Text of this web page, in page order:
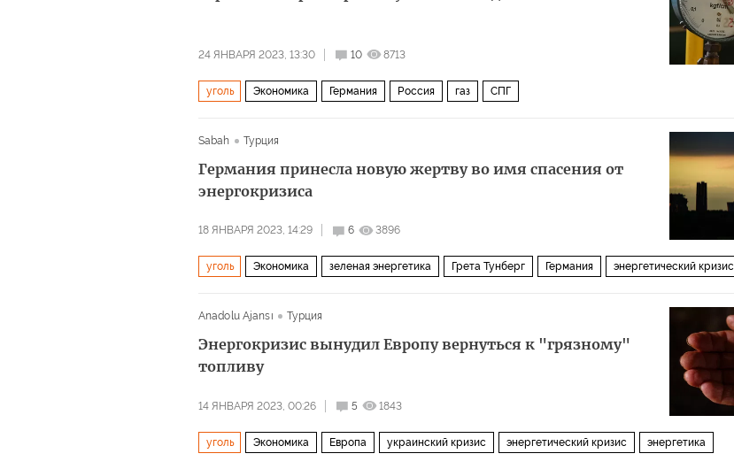
24 ЯНВАРЯ 2023, 13:30 10 8713
уголь Экономика Германия Россия газ СПГ
Sabah Турция
Германия принесла новую жертву во имя спасения от
энергокризиса
18 ЯНВАРЯ 2023, 14:29 6 3896
уголь Экономика зеленая энергетика Грета Тунберг Германия энергетический кризис
Anadolu Ajansı Турция
Энергокризис вынудил Европу вернуться к "грязному"
топливу
14 ЯНВАРЯ 2023, 00:26 5 1843
уголь Экономика Европа украинский кризис энергетический кризис энергетика